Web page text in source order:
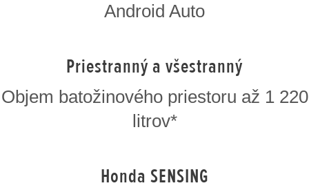
Android Auto
Priestranný a všestranný
Objem batožinového priestoru až 1 220
litrov*
Honda SENSING